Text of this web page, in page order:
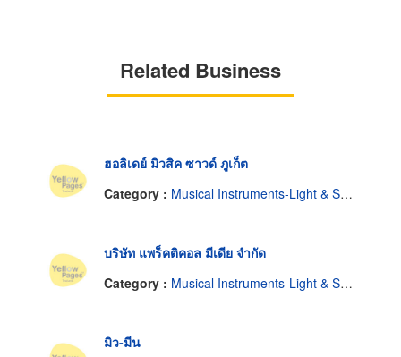
Related Business
ฮอลิเดย์ มิวสิค ซาวด์ ภูเก็ต
Category : Musical Instruments-Light & Sound System-Renting
บริษัท แพร็คติคอล มีเดีย จำกัด
Category : Musical Instruments-Light & Sound System-Renting
มิว-มีน